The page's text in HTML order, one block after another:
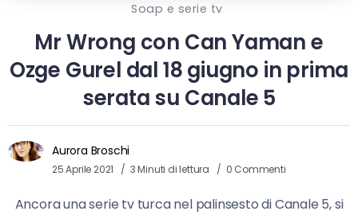
Soap e serie tv
Mr Wrong con Can Yaman e
Ozge Gurel dal 18 giugno in prima
serata su Canale 5
Aurora Broschi
25 Aprile 2021 3 Minuti di lettura 0 Commenti
Ancora una serie tv turca nel palinsesto di Canale 5, si